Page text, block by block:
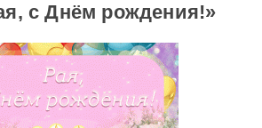
с Днём рождения!»